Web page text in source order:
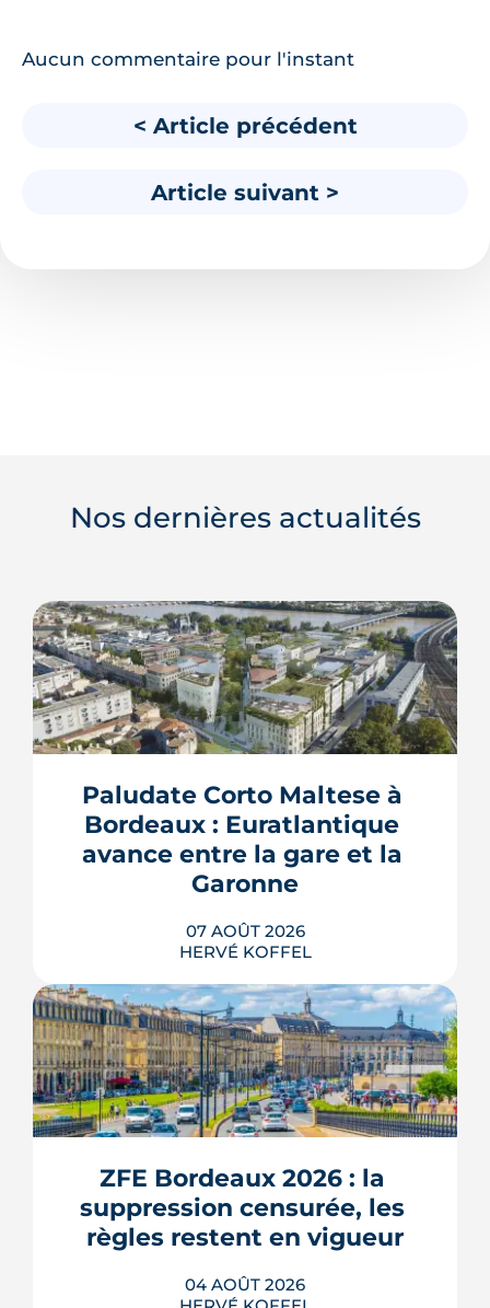
Aucun commentaire pour l'instant
< Article précédent
Article suivant >
Nos dernières actualités
Paludate Corto Maltese à
Bordeaux : Euratlantique
avance entre la gare et la
Garonne
07 AOÛT 2026
HERVÉ KOFFEL
Entre la gare Saint-Jean et le fleuve, un
ancien secteur d'entrepôts et de chais
devient l'une des vitrines de Bordeaux
chantier Canopia, futur parc Descas :
voici où en est ce morceau de ville en
train de se recoudre.
LIRE L'ARTICLE
ZFE Bordeaux 2026 : la
suppression censurée, les
règles restent en vigueur
04 AOÛT 2026